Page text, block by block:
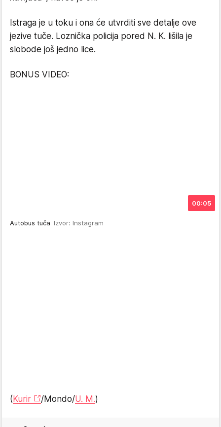
Istraga je u toku i ona će utvrditi sve detalje ove
jezive tuče. Loznička policija pored N. K. lišila je
slobode još jedno lice.
BONUS VIDEO:
00:05
Autobus tuča Izvor: Instagram
( Kurir /Mondo/U. M.)